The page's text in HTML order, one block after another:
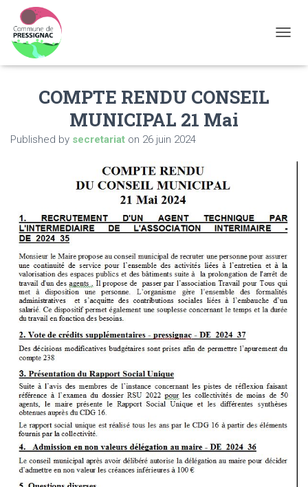
COMPTE RENDU CONSEIL
MUNICIPAL 21 Mai
Published by secretariat on 26 juin 2024